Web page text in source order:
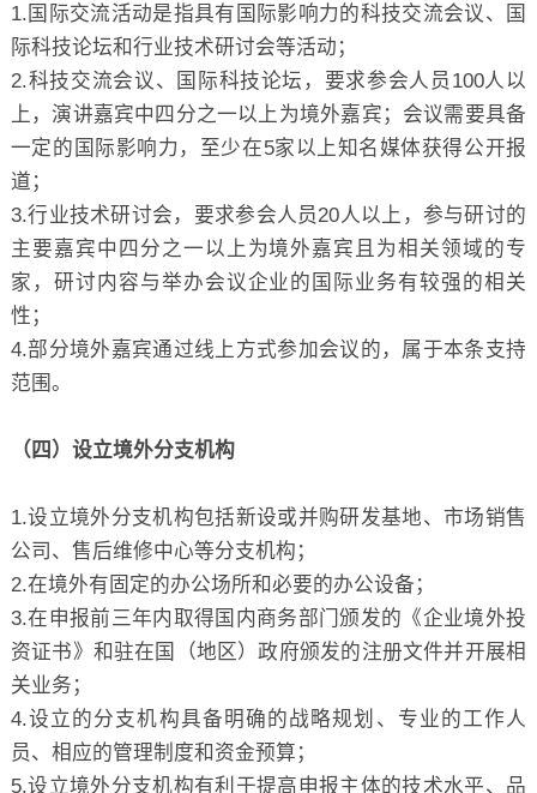
1.国际交流活动是指具有国际影响力的科技交流会议、国
际科技论坛和行业技术研讨会等活动；
2.科技交流会议、国际科技论坛，要求参会人员100人以
上，演讲嘉宾中四分之一以上为境外嘉宾；会议需要具备
一定的国际影响力，至少在5家以上知名媒体获得公开报
道；
3.行业技术研讨会，要求参会人员20人以上，参与研讨的
主要嘉宾中四分之一以上为境外嘉宾且为相关领域的专
家，研讨内容与举办会议企业的国际业务有较强的相关
性；
4.部分境外嘉宾通过线上方式参加会议的，属于本条支持
范围。
（四）设立境外分支机构
1.设立境外分支机构包括新设或并购研发基地、市场销售
公司、售后维修中心等分支机构；
2.在境外有固定的办公场所和必要的办公设备；
3.在申报前三年内取得国内商务部门颁发的《企业境外投
资证书》和驻在国（地区）政府颁发的注册文件并开展相
关业务；
4.设立的分支机构具备明确的战略规划、专业的工作人
员、相应的管理制度和资金预算；
5.设立境外分支机构有利于提高申报主体的技术水平、品